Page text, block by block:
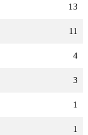
13
11
4
3
1
1